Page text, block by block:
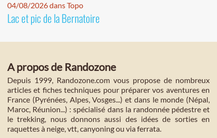
04/08/2026 dans Topo
Lac et pic de la Bernatoire
A propos de Randozone
Depuis 1999, Randozone.com vous propose de nombreux
articles et fiches techniques pour préparer vos aventures en
France (Pyrénées, Alpes, Vosges...) et dans le monde (Népal,
Maroc, Réunion...) : spécialisé dans la randonnée pédestre et
le trekking, nous donnons aussi des idées de sorties en
raquettes à neige, vtt, canyoning ou via ferrata.